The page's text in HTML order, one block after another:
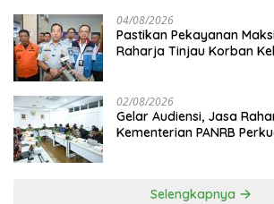
04/08/2026
Pastikan Pekayanan
Raharja Tinjau Korban
02/08/2026
Gelar Audiensi, Jasa
Kementerian PANRB
Selengkapnya